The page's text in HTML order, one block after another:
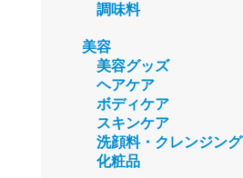
調味料
美容
美容グッズ
ヘアケア
ボディケア
スキンケア
洗顔料・クレンジング
化粧品